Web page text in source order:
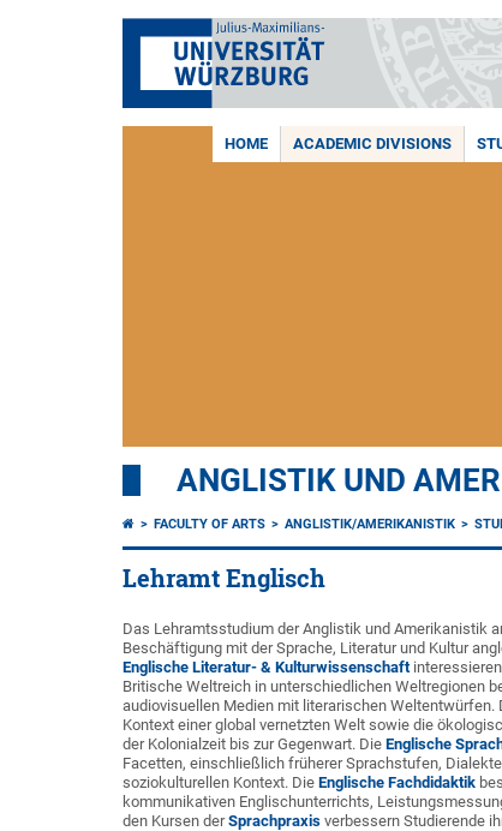
HOME ACADEMIC DIVISIONS
ANGLISTIK UND
FACULTY OF ARTS ANGLISTIK/AMERIKANISTIK
Lehramt Englisch
Das Lehramtsstudium der Anglistik und Amerikanistik
Beschäftigung mit der Sprache, Literatur und Kultur
Englische Literatur- & Kulturwissenschaftinteressieren
Britische Weltreich in unterschiedlichen Weltregionen
audiovisuellen Medien mit literarischen Weltentwürfen.
Kontext einer global vernetzten Welt sowie die
der Kolonialzeit bis zur Gegenwart. Die Englische
Facetten, einschließlich früherer Sprachstufen,
soziokulturellen Kontext. Die Englische Fachdidaktik
kommunikativen Englischunterrichts,
den Kursen derSprachpraxis verbessern Studierende